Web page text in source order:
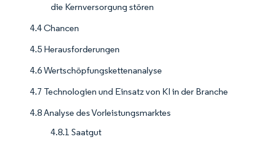
die Kernversorgung stören
4.4 Chancen
4.5 Herausforderungen
4.6 Wertschöpfungskettenanalyse
4.7 Technologien und Einsatz von KI in der Branche
4.8 Analyse des Vorleistungsmarktes
4.8.1 Saatgut